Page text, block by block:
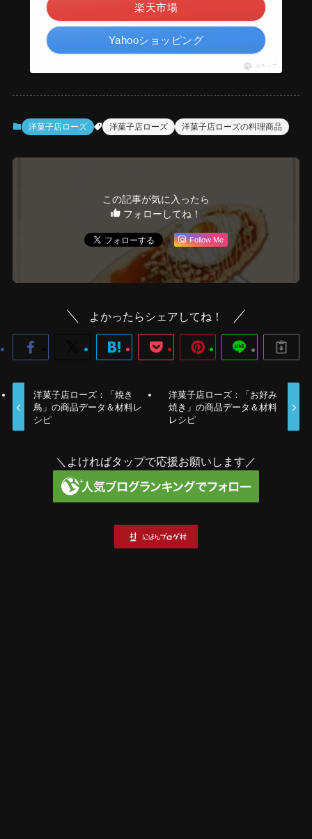
楽天市場
Yahooショッピング
ポチップ
洋菓子店ローズ 洋菓子店ローズ 洋菓子店ローズの料理商品
この記事が気に入ったら
フォローしてね！
Follow Me
よかったらシェアしてね！
洋菓子店ローズ：「焼き
鳥」の商品データ＆材料レ
シピ
洋菓子店ローズ：「お好み
焼き」の商品データ＆材料
レシピ
＼よければタップで応援お願いします／